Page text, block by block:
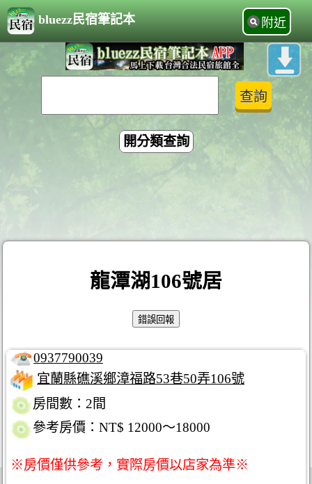
bluezz民宿筆記本 附近
開分類查詢
龍潭湖106號居
0937790039
宜蘭縣礁溪鄉漳福路53巷50弄106號
房間數：2間
參考房價：NT$ 12000～18000
※房價僅供參考，實際房價以店家為準※